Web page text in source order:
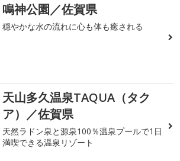
鳴神公園／佐賀県
穏やかな水の流れに心も体も癒される
天山多久温泉TAQUA（タク
ア）／佐賀県
天然ラドン泉と源泉100％温泉プールで1日
満喫できる温泉リゾート